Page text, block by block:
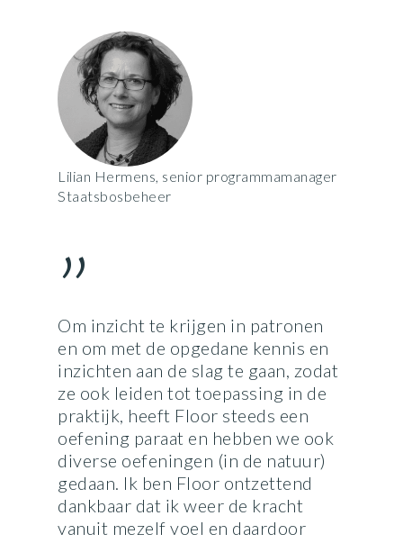
Lilian Hermens, senior programmamanager
Staatsbosbeheer
”
Om inzicht te krijgen in patronen
en om met de opgedane kennis en
inzichten aan de slag te gaan, zodat
ze ook leiden tot toepassing in de
praktijk, heeft Floor steeds een
oefening paraat en hebben we ook
diverse oefeningen (in de natuur)
gedaan. Ik ben Floor ontzettend
dankbaar dat ik weer de kracht
vanuit mezelf voel en daardoor